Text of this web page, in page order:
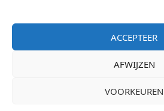
ACCEPTEER
AFWIJZEN
VOORKEUREN
Kalender
Privacy Statement